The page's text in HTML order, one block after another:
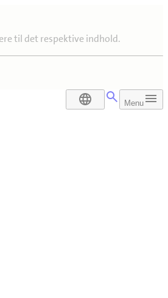
til det respektive indhold.
DA Menu